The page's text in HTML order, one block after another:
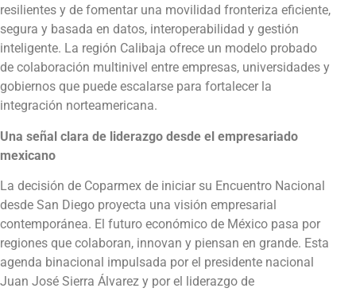
resilientes y de fomentar una movilidad fronteriza eficiente,
segura y basada en datos, interoperabilidad y gestión
inteligente. La región Calibaja ofrece un modelo probado
de colaboración multinivel entre empresas, universidades y
gobiernos que puede escalarse para fortalecer la
integración norteamericana.
Una señal clara de liderazgo desde el empresariado
mexicano
La decisión de Coparmex de iniciar su Encuentro Nacional
desde San Diego proyecta una visión empresarial
contemporánea. El futuro económico de México pasa por
regiones que colaboran, innovan y piensan en grande. Esta
agenda binacional impulsada por el presidente nacional
Juan José Sierra Álvarez y por el liderazgo de